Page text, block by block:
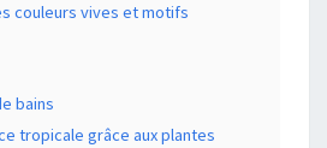
couleurs vives et motifs
bains
tropicale grâce aux plantes